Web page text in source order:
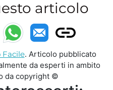
articolo
Facile. Articolo pubblicato
da esperti in ambito
da copyright ©